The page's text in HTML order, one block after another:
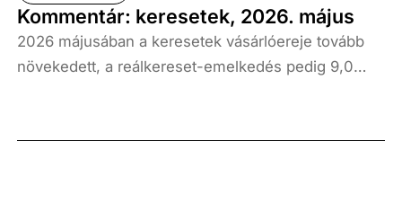
Kommentár: keresetek, 2026. május
2026 májusában a keresetek vásárlóereje tovább
növekedett, a reálkereset-emelkedés pedig 9,0
százalékot, a nettóé 11,0 százalékot tett ki, emellett